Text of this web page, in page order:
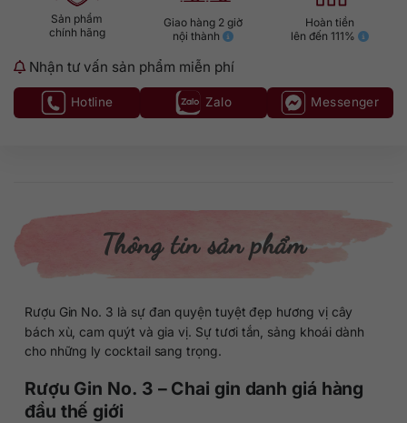
Sản phẩm
chính hãng
Giao hàng 2 giờ
nội thành
Hoàn tiền
lên đến 111%
Nhận tư vấn sản phẩm miễn phí
Hotline Zalo Messenger
Thông tin sản phẩm
Rượu Gin No. 3 là sự đan quyện tuyệt đẹp hương vị cây
bách xù, cam quýt và gia vị. Sự tươi tắn, sảng khoái dành
cho những ly cocktail sang trọng.
Rượu Gin No. 3 – Chai gin danh giá hàng
đầu thế giới